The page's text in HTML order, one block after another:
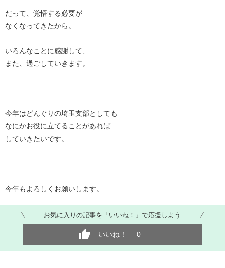
だって、覚悟する必要が
なくなってきたから。
いろんなことに感謝して、
また、過ごしていきます。
今年はどんぐりの埼玉支部としても
なにかお役に立てることがあれば
していきたいです。
今年もよろしくお願いします。
お気に入りの記事を「いいね！」で応援しよう
いいね！ 0